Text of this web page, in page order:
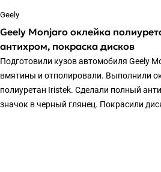
Geely
Geely Monjaro оклейка
антихром, покраска дисков
Подготовили кузов автомобиля Geely
вмятины и отполировали. Выполнили
полиуретан Iristek. Сделали полный
значок в черный глянец. Покрасили